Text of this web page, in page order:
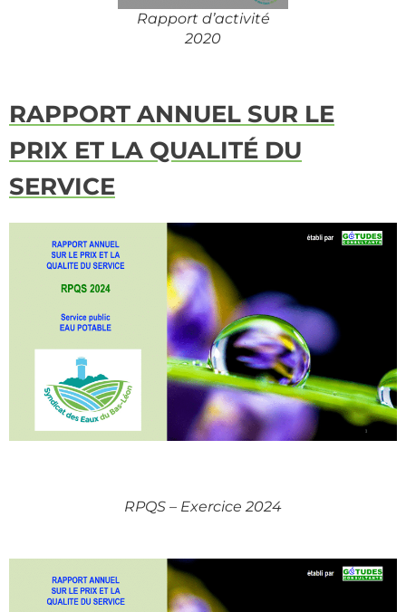
Rapport d’activité
2020
RAPPORT ANNUEL SUR LE
PRIX ET LA QUALITÉ DU
SERVICE
RPQS – Exercice 2024